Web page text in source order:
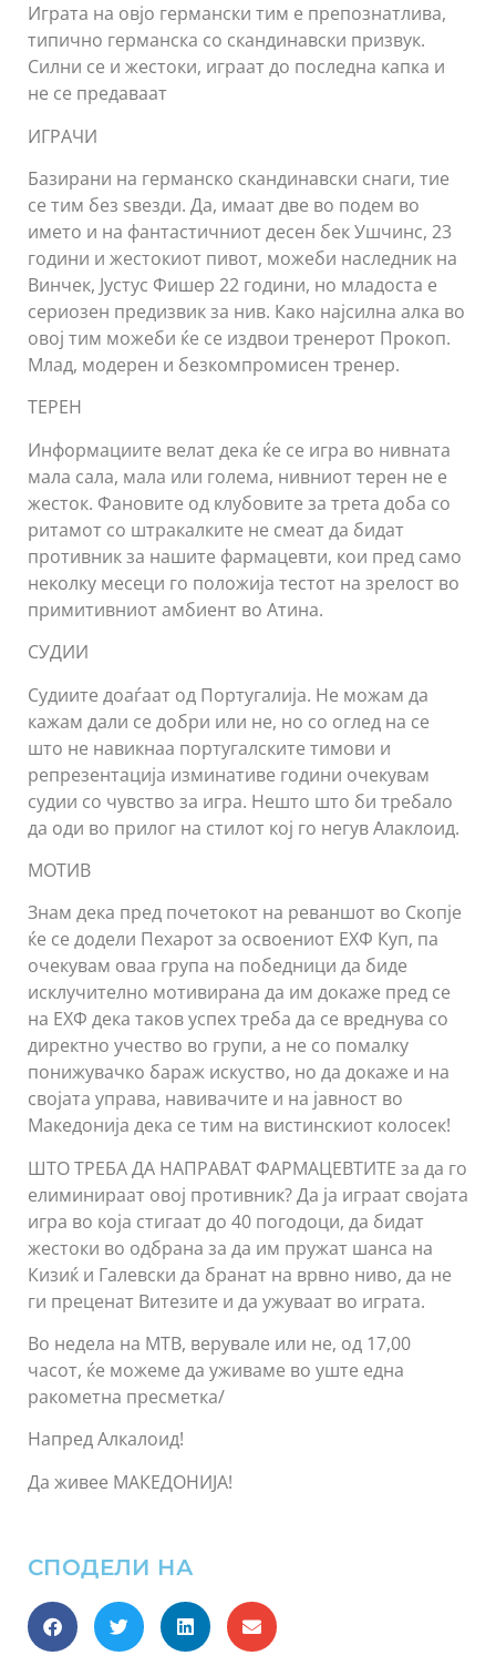
Играта на овјо германски тим е препознатлива,
типично германска со скандинавски призвук.
Силни се и жестоки, играат до последна капка и
не се предаваат
ИГРАЧИ
Базирани на германско скандинавски снаги, тие
се тим без ѕвезди. Да, имаат две во подем во
името и на фантастичниот десен бек Ушчинс, 23
години и жестокиот пивот, можеби наследник на
Винчек, Јустус Фишер 22 години, но младоста е
сериозен предизвик за нив. Како најсилна алка во
овој тим можеби ќе се издвои тренерот Прокоп.
Млад, модерен и безкомпромисен тренер.
ТЕРЕН
Информациите велат дека ќе се игра во нивната
мала сала, мала или голема, нивниот терен не е
жесток. Фановите од клубовите за трета доба со
ритамот со штракалките не смеат да бидат
противник за нашите фармацевти, кои пред само
неколку месеци го положија тестот на зрелост во
примитивниот амбиент во Атина.
СУДИИ
Судиите доаѓаат од Португалија. Не можам да
кажам дали се добри или не, но со оглед на се
што не навикнаа португалските тимови и
репрезентација изминативе години очекувам
судии со чувство за игра. Нешто што би требало
да оди во прилог на стилот кој го негув Алаклоид.
МОТИВ
Знам дека пред почетокот на реваншот во Скопје
ќе се додели Пехарот за освоениот ЕХФ Куп, па
очекувам оваа група на победници да биде
исклучително мотивирана да им докаже пред се
на ЕХФ дека таков успех треба да се вреднува со
директно учество во групи, а не со помалку
понижувачко бараж искуство, но да докаже и на
својата управа, навивачите и на јавност во
Македонија дека се тим на вистинскиот колосек!
ШТО ТРЕБА ДА НАПРАВАТ ФАРМАЦЕВТИТЕ за да го
елиминираат овој противник? Да ја играат својата
игра во која стигаат до 40 погодоци, да бидат
жестоки во одбрана за да им пружат шанса на
Кизиќ и Галевски да бранат на врвно ниво, да не
ги преценат Витезите и да ужуваат во играта.
Во недела на МТВ, верувале или не, од 17,00
часот, ќе можеме да уживаме во уште една
ракометна пресметка/
Напред Алкалоид!
Да живее МАКЕДОНИЈА!
СПОДЕЛИ НА